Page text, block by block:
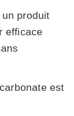
produit
efficace
est